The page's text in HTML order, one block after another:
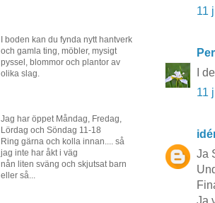
11
I
11
Ja
Ja
I boden kan du fynda nytt hantverk
och gamla ting, möbler, mysigt
pyssel, blommor och plantor av
olika slag.
Jag har öppet Måndag, Fredag,
Lördag och Söndag 11-18
Ring gärna och kolla innan.... så
jag inte har åkt i väg
nån liten sväng och skjutsat barn
eller så...